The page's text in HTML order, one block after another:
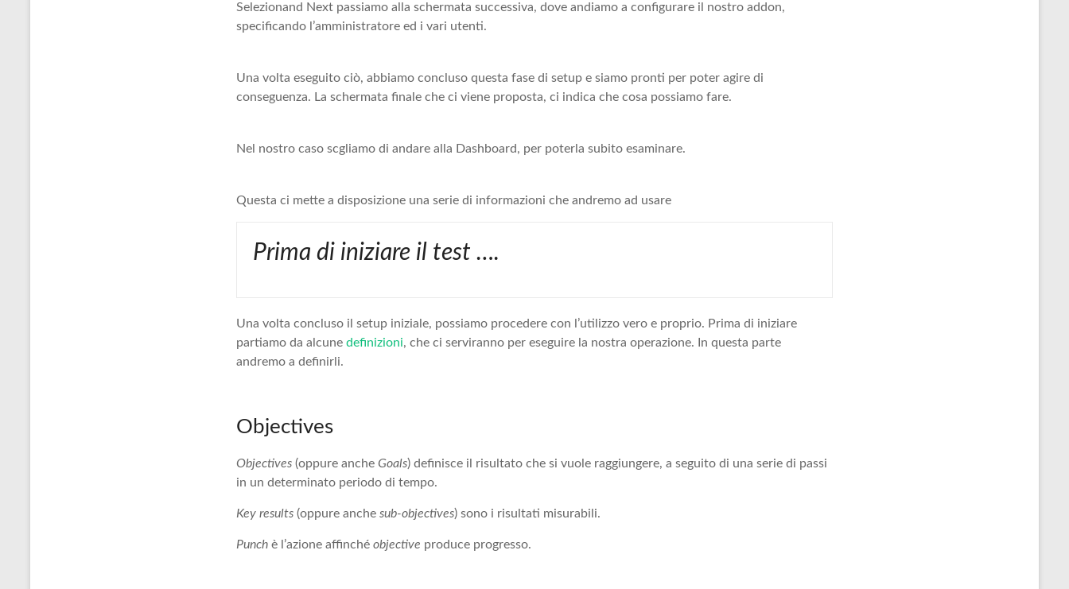
Selezionand Next passiamo alla schermata successiva, dove andiamo a configurare il nostro addon,
specificando l’amministratore ed i vari utenti.
Una volta eseguito ciò, abbiamo concluso questa fase di setup e siamo pronti per poter agire di
conseguenza. La schermata finale che ci viene proposta, ci indica che cosa possiamo fare.
Nel nostro caso scgliamo di andare alla Dashboard, per poterla subito esaminare.
Questa ci mette a disposizione una serie di informazioni che andremo ad usare
Prima di iniziare il test ….
Una volta concluso il setup iniziale, possiamo procedere con l’utilizzo vero e proprio. Prima di iniziare
partiamo da alcune definizioni, che ci serviranno per eseguire la nostra operazione. In questa parte
andremo a definirli.
Objectives
Objectives (oppure anche Goals) definisce il risultato che si vuole raggiungere, a seguito di una serie di passi
in un determinato periodo di tempo.
Key results (oppure anche sub-objectives) sono i risultati misurabili.
Punch è l’azione affinché objective produce progresso.